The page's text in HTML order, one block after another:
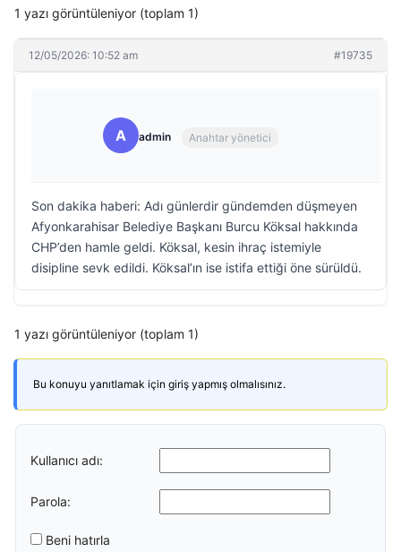
1 yazı görüntüleniyor (toplam 1)
12/05/2026: 10:52 am #19735
A admin Anahtar yönetici
Son dakika haberi: Adı günlerdir gündemden düşmeyen
Afyonkarahisar Belediye Başkanı Burcu Köksal hakkında
CHP’den hamle geldi. Köksal, kesin ihraç istemiyle
disipline sevk edildi. Köksal’ın ise istifa ettiği öne sürüldü.
1 yazı görüntüleniyor (toplam 1)
Bu konuyu yanıtlamak için giriş yapmış olmalısınız.
Kullanıcı adı:
Parola:
Beni hatırla